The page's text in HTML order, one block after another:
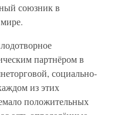
союзник в
партнёром в
социально-
из этих
положительных